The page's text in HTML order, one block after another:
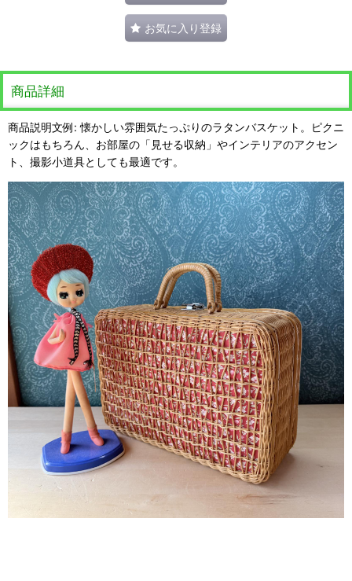
お気に入り登録
商品詳細
商品説明文例: 懐かしい雰囲気たっぷりのラタンバスケット。ピクニ
ックはもちろん、お部屋の「見せる収納」やインテリアのアクセン
ト、撮影小道具としても最適です。